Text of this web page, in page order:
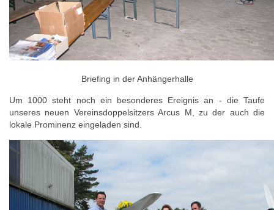
Briefing in der Anhängerhalle
Um 1000 steht noch ein besonderes Ereignis an - die Taufe
unseres neuen Vereinsdoppelsitzers Arcus M, zu der auch die
lokale Prominenz eingeladen sind.